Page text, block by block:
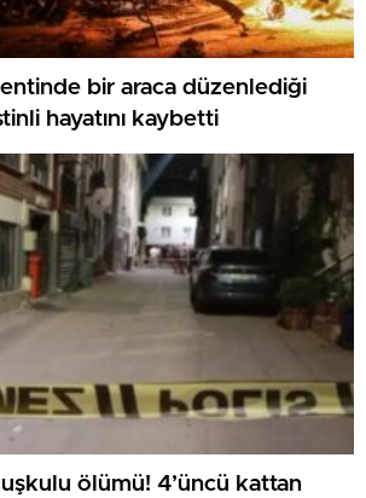
bir araca düzenlediği
hayatını kaybetti
ölümü! 4’üncü kattan